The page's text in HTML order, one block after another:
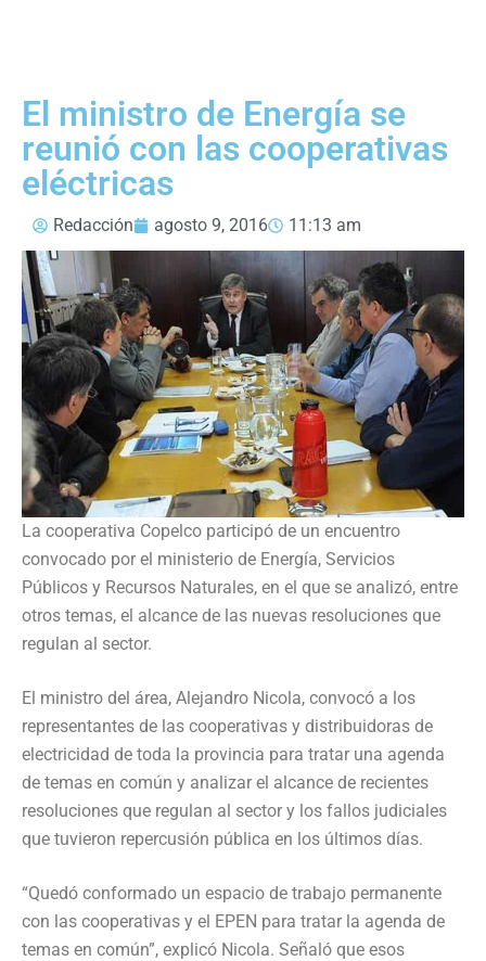
El ministro de Energía se
reunió con las cooperativas
eléctricas
Redacción agosto 9, 2016 11:13 am
La cooperativa Copelco participó de un encuentro
convocado por el ministerio de Energía, Servicios
Públicos y Recursos Naturales, en el que se analizó, entre
otros temas, el alcance de las nuevas resoluciones que
regulan al sector.
El ministro del área, Alejandro Nicola, convocó a los
representantes de las cooperativas y distribuidoras de
electricidad de toda la provincia para tratar una agenda
de temas en común y analizar el alcance de recientes
resoluciones que regulan al sector y los fallos judiciales
que tuvieron repercusión pública en los últimos días.
“Quedó conformado un espacio de trabajo permanente
con las cooperativas y el EPEN para tratar la agenda de
temas en común”, explicó Nicola. Señaló que esos